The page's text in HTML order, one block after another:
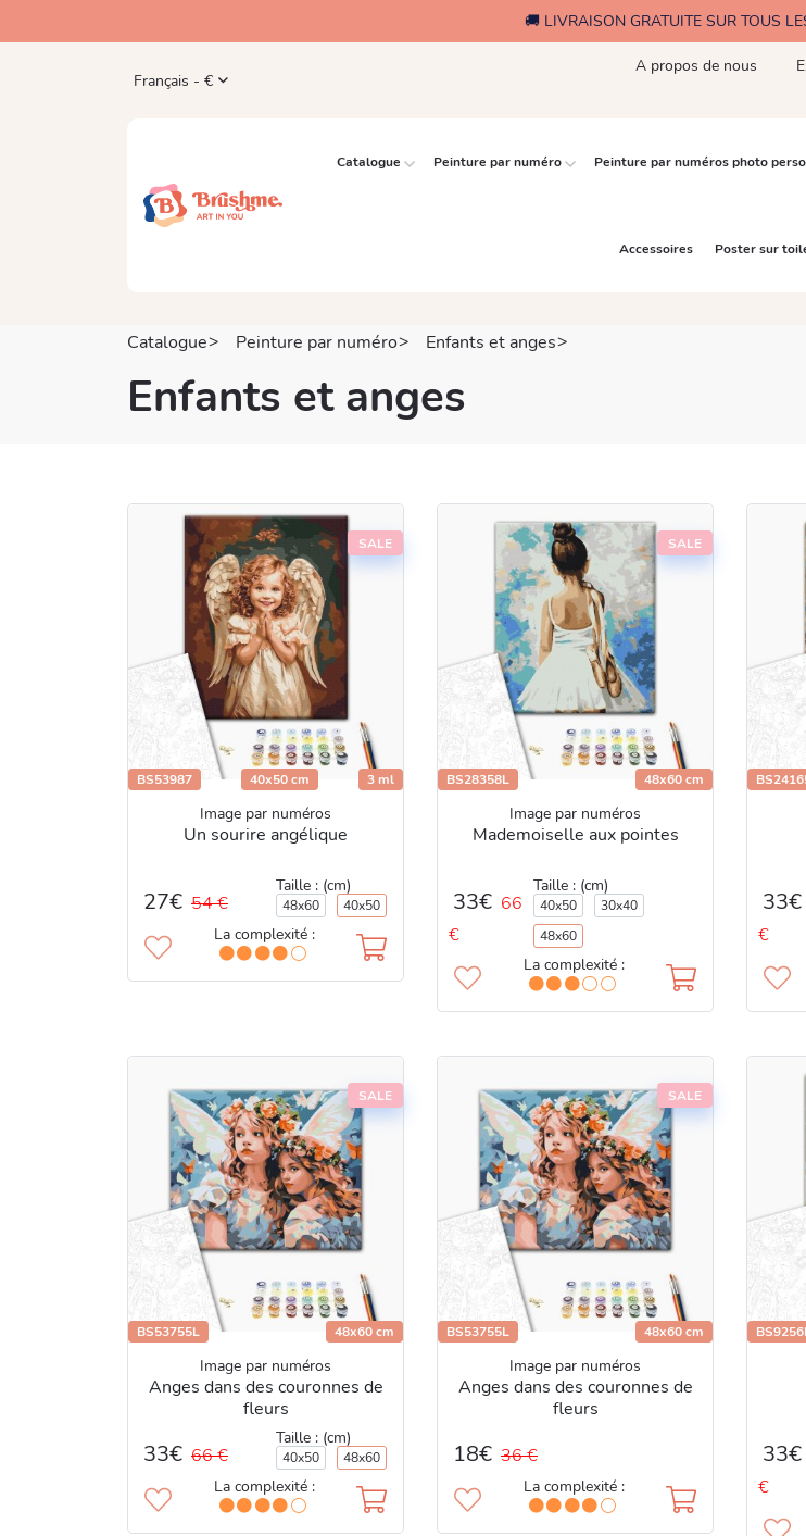
🚚 LIVRAISON GRATUITE SUR TOUS
Français - €
A propos de nous
Catalogue Peinture par numéro Peinture par numéros photo
Accessoires Poster sur
Catalogue Peinture par numéro Enfants et anges
Enfants et anges
SALE
BS53987 40x50 cm 3 ml
Image par numéros
Un sourire angélique
27€ 54 €
Taille : (cm)
48x60 40x50
La complexité :
SALE
BS28358L 48x60 cm
Image par numéros
Mademoiselle aux pointes
33€ 66
€
Taille : (cm)
40x50
30x40
48x60
La complexité :
33€
€
SALE
BS53755L 48x60 cm
Image par numéros
Anges dans des couronnes de
fleurs
33€ 66 €
Taille : (cm)
40x50 48x60
La complexité :
SALE
BS53755L 48x60 cm
Image par numéros
Anges dans des couronnes de
fleurs
18€ 36 €
La complexité :
33€
€